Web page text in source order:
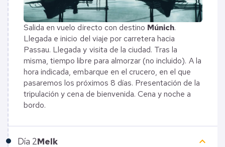
Salida en vuelo directo con destino Múnich.
Llegada e inicio del viaje por carretera hacia
Passau. Llegada y visita de la ciudad. Tras la
misma, tiempo libre para almorzar (no incluido). A la
hora indicada, embarque en el crucero, en el que
pasaremos los próximos 8 días. Presentación de la
tripulación y cena de bienvenida. Cena y noche a
bordo.
Día 2Melk keyboard_arrow_up